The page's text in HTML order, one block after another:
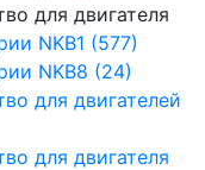
для двигателя
NKB1 (577)
NKB8 (24)
для двигателей
для двигателя